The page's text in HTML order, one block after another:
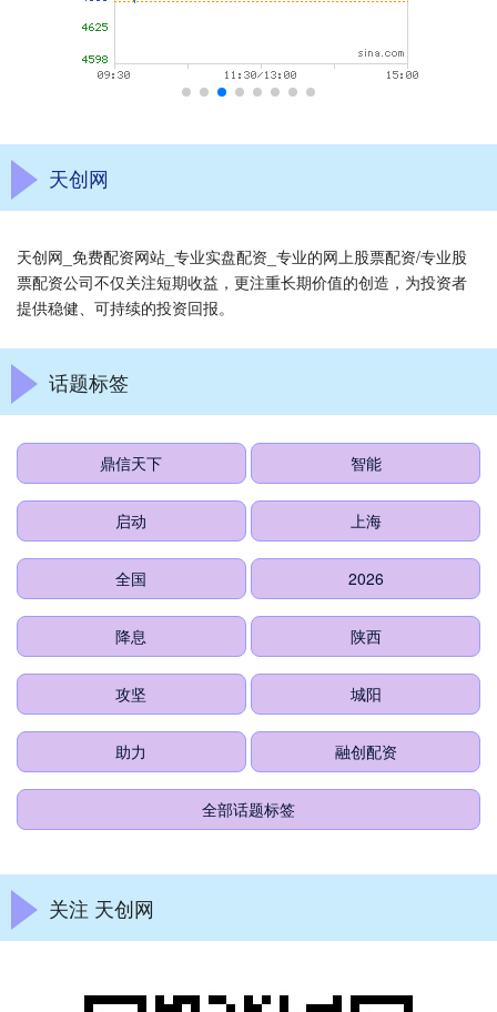
天创网
天创网_免费配资网站_专业实盘配资_专业的网上股票配资/专业股
票配资公司不仅关注短期收益，更注重长期价值的创造，为投资者
提供稳健、可持续的投资回报。
话题标签
鼎信天下 智能
启动 上海
全国 2026
降息 陕西
攻坚 城阳
助力 融创配资
全部话题标签
关注 天创网